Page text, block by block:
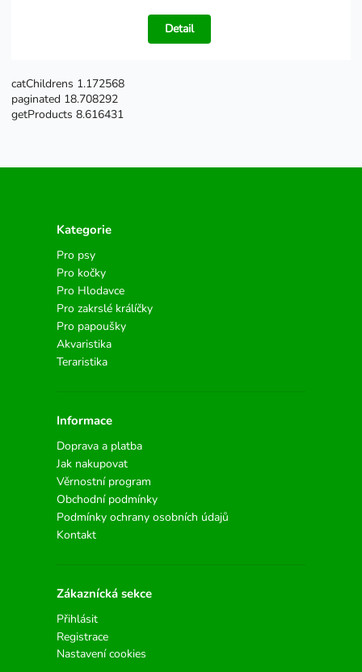
Detail
catChildrens 1.172568
paginated 18.708292
getProducts 8.616431
Kategorie
Pro psy
Pro kočky
Pro Hlodavce
Pro zakrslé králíčky
Pro papoušky
Akvaristika
Teraristika
Informace
Doprava a platba
Jak nakupovat
Věrnostní program
Obchodní podmínky
Podmínky ochrany osobních údajů
Kontakt
Zákaznícká sekce
Přihlásit
Registrace
Nastavení cookies